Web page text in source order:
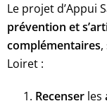
Le projet d’Appui
prévention et
complémentaires
Loiret :
Recenser les